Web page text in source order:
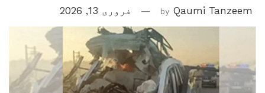
by Qaumi Tanzeem فروری 13, 2026